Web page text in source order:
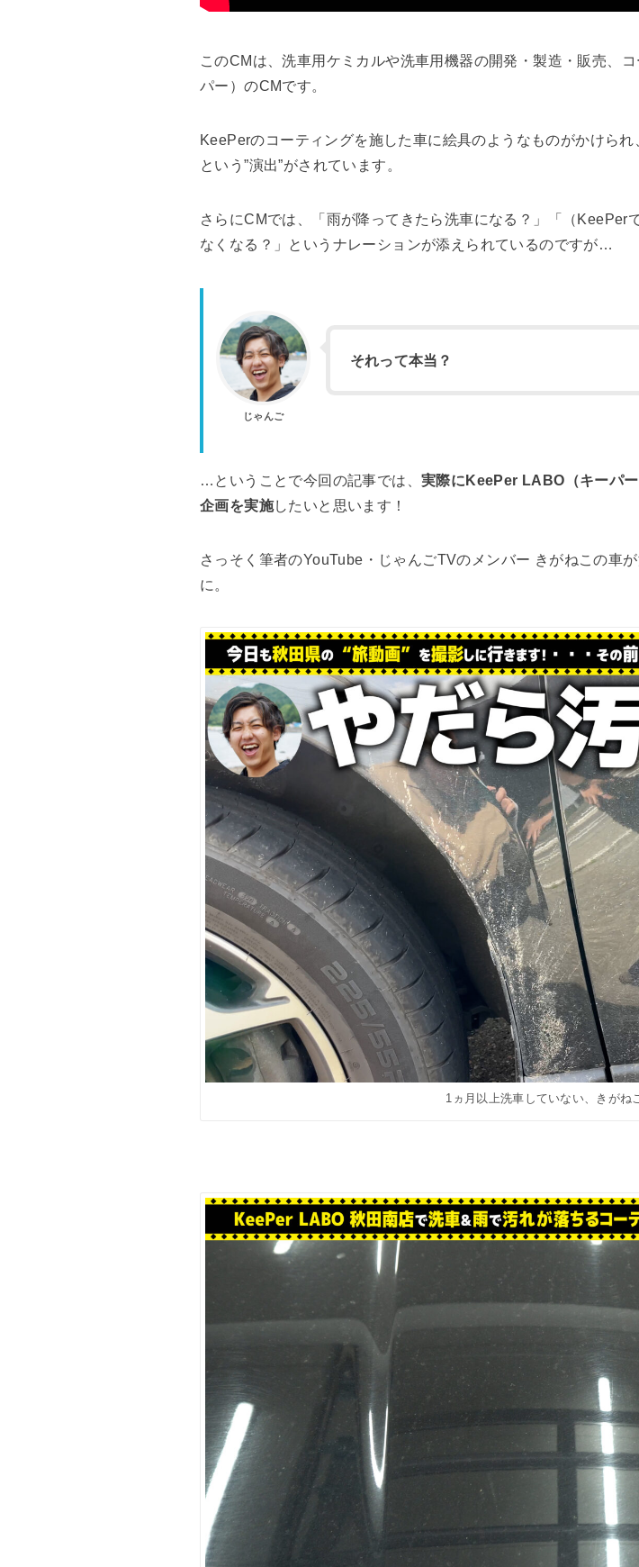
このCMは、洗車用ケミカルや洗車用機器の開発・製造・販売、
パー）のCMです。
KeePerのコーティングを施した車に絵具のようなものがかけら
という”演出”がされています。
さらにCMでは、「雨が降ってきたら洗車になる？」「（
なくなる？」というナレーションが添えられているのですが…
じゃんご
それって本当？
…ということで今回の記事では、 実際にKeePer LABO（キーパ
企画を実施したいと思います！
さっそく筆者のYouTube・じゃんごTVのメンバー きがねこの車
に。
1ヵ月以上洗車していない、きがね